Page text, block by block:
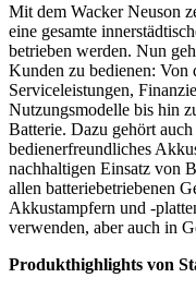
Mit dem Wacker Neuson
eine gesamte
betrieben werden. Nun
Kunden zu bedienen: Von
Serviceleistungen,
Nutzungsmodelle bis hin
Batterie. Dazu gehört
bedienerfreundliches
nachhaltigen Einsatz von
allen batteriebetriebenen
Akkustampfern und -
verwenden, aber auch in
Produkthighlights von